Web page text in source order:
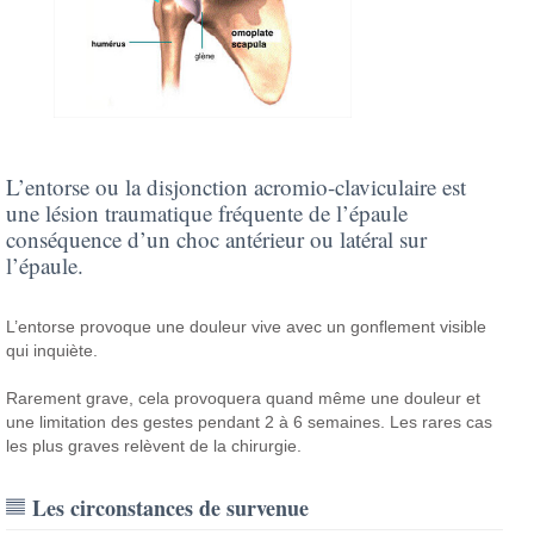
L’entorse ou la disjonction acromio-claviculaire est
une lésion traumatique fréquente de l’épaule
conséquence d’un choc antérieur ou latéral sur
l’épaule.
L’entorse provoque une douleur vive avec un gonflement visible
qui inquiète.
Rarement grave, cela provoquera quand même une douleur et
une limitation des gestes pendant 2 à 6 semaines. Les rares cas
les plus graves relèvent de la chirurgie.
Les circonstances de survenue